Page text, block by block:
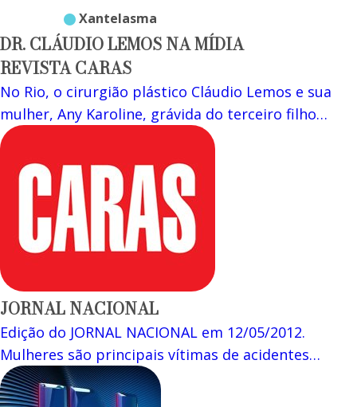
xantelasma
DR. CLÁUDIO LEMOS NA MÍDIA
REVISTA CARAS
No Rio, o cirurgião plástico Cláudio Lemos e sua
mulher, Any Karoline, grávida do terceiro filho…
JORNAL NACIONAL
Edição do JORNAL NACIONAL em 12/05/2012.
Mulheres são principais vítimas de acidentes…